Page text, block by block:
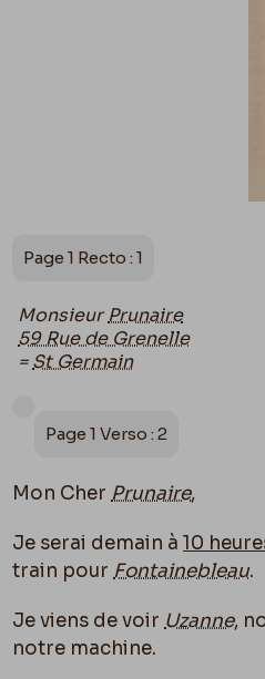
Page 1 Recto : 1
MonsieurPrunaire
59 Rue de Grenelle
=St Germain
Page 1 Verso : 2
Mon Cher Prunaire,
Je serai demain à10
train pour Fontainebleau.
Je viens de voir Uzanne,
notre machine.